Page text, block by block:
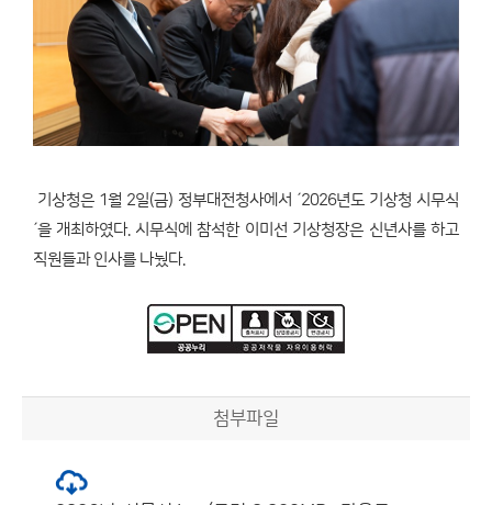
기상청은 1월 2일(금) 정부대전청사에서 ´2026년도 기상청 시무식
´을 개최하였다. 시무식에 참석한 이미선 기상청장은 신년사를 하고
직원들과 인사를 나눴다.
첨부파일